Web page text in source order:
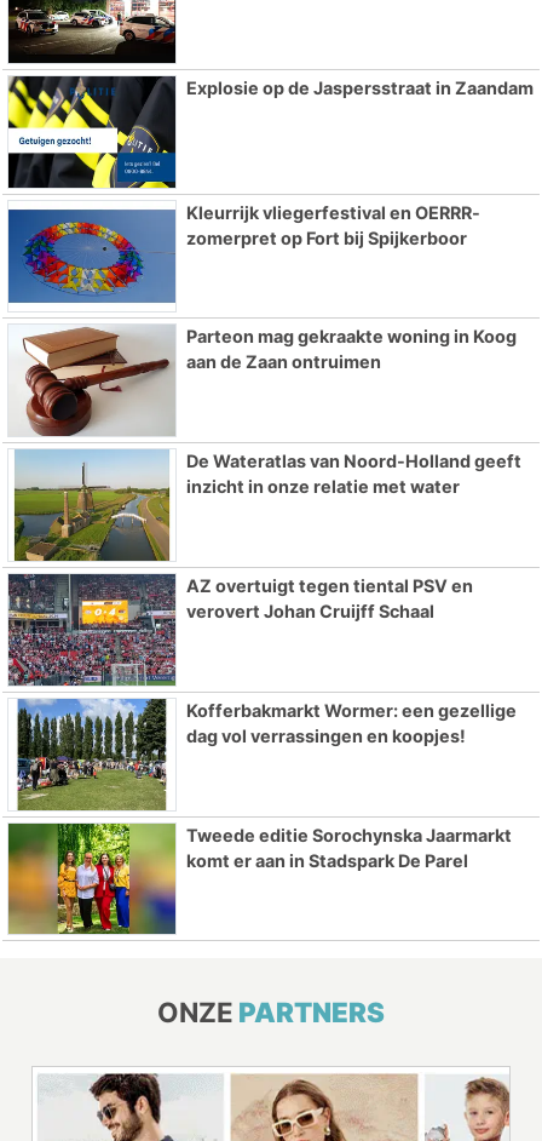
Explosie op de Jaspersstraat in Zaandam
Kleurrijk vliegerfestival en OERRR-
zomerpret op Fort bij Spijkerboor
Parteon mag gekraakte woning in Koog
aan de Zaan ontruimen
De Wateratlas van Noord-Holland geeft
inzicht in onze relatie met water
AZ overtuigt tegen tiental PSV en
verovert Johan Cruijff Schaal
Kofferbakmarkt Wormer: een gezellige
dag vol verrassingen en koopjes!
Tweede editie Sorochynska Jaarmarkt
komt er aan in Stadspark De Parel
ONZE PARTNERS